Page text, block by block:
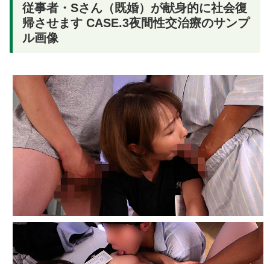
従事者・Sさん（既婚）が献身的に社会復
帰させます CASE.3夜間性交治療のサンプ
ル画像